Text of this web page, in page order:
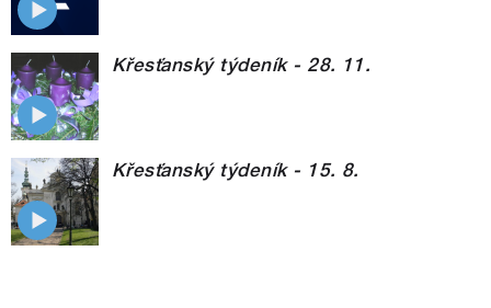
Křesťanský týdeník - 28. 11.
Křesťanský týdeník - 15. 8.